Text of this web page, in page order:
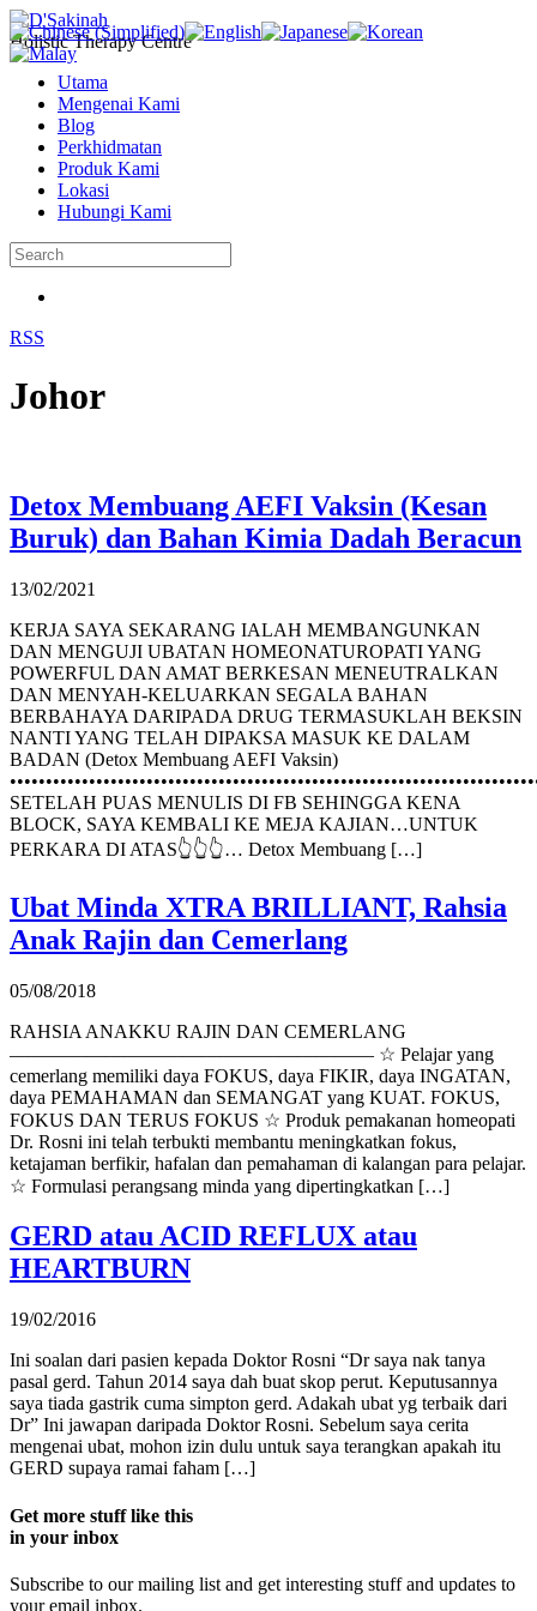
Holistic Therapy Centre
Utama
Mengenai Kami
Blog
Perkhidmatan
Produk Kami
Lokasi
Hubungi Kami
RSS
Johor
Detox Membuang AEFI Vaksin (Kesan
Buruk) dan Bahan Kimia Dadah Beracun
13/02/2021
KERJA SAYA SEKARANG IALAH MEMBANGUNKAN
DAN MENGUJI UBATAN HOMEONATUROPATI YANG
POWERFUL DAN AMAT BERKESAN MENEUTRALKAN
DAN MENYAH-KELUARKAN SEGALA BAHAN
BERBAHAYA DARIPADA DRUG TERMASUKLAH BEKSIN
NANTI YANG TELAH DIPAKSA MASUK KE DALAM
BADAN (Detox Membuang AEFI Vaksin)
SETELAH PUAS MENULIS DI FB SEHINGGA KENA
BLOCK, SAYA KEMBALI KE MEJA KAJIAN…UNTUK
PERKARA DI ATAS👆👆👆… Detox Membuang […]
Ubat Minda XTRA BRILLIANT, Rahsia
Anak Rajin dan Cemerlang
05/08/2018
RAHSIA ANAKKU RAJIN DAN CEMERLANG
——————————————————— ☆ Pelajar yang
cemerlang memiliki daya FOKUS, daya FIKIR, daya INGATAN,
daya PEMAHAMAN dan SEMANGAT yang KUAT. FOKUS,
FOKUS DAN TERUS FOKUS ☆ Produk pemakanan homeopati
Dr. Rosni ini telah terbukti membantu meningkatkan fokus,
ketajaman berfikir, hafalan dan pemahaman di kalangan para pelajar.
☆ Formulasi perangsang minda yang dipertingkatkan […]
GERD atau ACID REFLUX atau
HEARTBURN
19/02/2016
Ini soalan dari pasien kepada Doktor Rosni “Dr saya nak tanya
pasal gerd. Tahun 2014 saya dah buat skop perut. Keputusannya
saya tiada gastrik cuma simpton gerd. Adakah ubat yg terbaik dari
Dr” Ini jawapan daripada Doktor Rosni. Sebelum saya cerita
mengenai ubat, mohon izin dulu untuk saya terangkan apakah itu
GERD supaya ramai faham […]
Get more stuff like this
in your inbox
Subscribe to our mailing list and get interesting stuff and updates to
your email inbox.